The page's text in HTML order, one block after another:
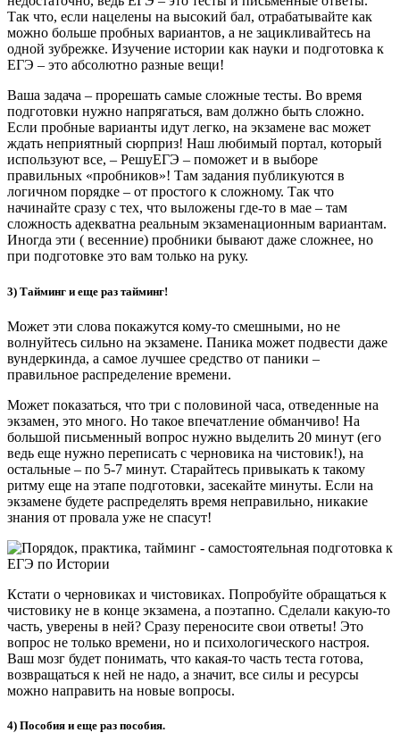
Так что, если нацелены на высокий бал, отрабатывайте как
можно больше пробных вариантов, а не зацикливайтесь на
одной зубрежке. Изучение истории как науки и подготовка к
ЕГЭ – это абсолютно разные вещи!
Ваша задача – прорешать самые сложные тесты. Во время
подготовки нужно напрягаться, вам должно быть сложно.
Если пробные варианты идут легко, на экзамене вас может
ждать неприятный сюрприз! Наш любимый портал, который
используют все, – РешуЕГЭ – поможет и в выборе
правильных «пробников»! Там задания публикуются в
логичном порядке – от простого к сложному. Так что
начинайте сразу с тех, что выложены где-то в мае – там
сложность адекватна реальным экзаменационным вариантам.
Иногда эти ( весенние) пробники бывают даже сложнее, но
при подготовке это вам только на руку.
3) Тайминг и еще раз тайминг!
Может эти слова покажутся кому-то смешными, но не
волнуйтесь сильно на экзамене. Паника может подвести даже
вундеркинда, а самое лучшее средство от паники –
правильное распределение времени.
Может показаться, что три с половиной часа, отведенные на
экзамен, это много. Но такое впечатление обманчиво! На
большой письменный вопрос нужно выделить 20 минут (его
ведь еще нужно переписать с черновика на чистовик!), на
остальные – по 5-7 минут. Старайтесь привыкать к такому
ритму еще на этапе подготовки, засекайте минуты. Если на
экзамене будете распределять время неправильно, никакие
знания от провала уже не спасут!
Кстати о черновиках и чистовиках. Попробуйте обращаться к
чистовику не в конце экзамена, а поэтапно. Сделали какую-то
часть, уверены в ней? Сразу переносите свои ответы! Это
вопрос не только времени, но и психологического настроя.
Ваш мозг будет понимать, что какая-то часть теста готова,
возвращаться к ней не надо, а значит, все силы и ресурсы
можно направить на новые вопросы.
4) Пособия и еще раз пособия.